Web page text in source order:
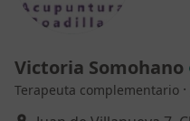
Victoria Somohano
Terapeuta complementario ·